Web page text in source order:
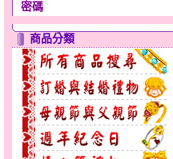
密碼
商品分類